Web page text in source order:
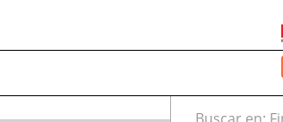
Buscar en: